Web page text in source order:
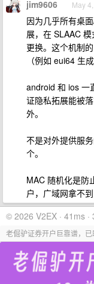
jim9606 May
因为几乎所有桌
展，在 SLAAC
更换。这个机制
（例如 eui64 生
android 和 ios 一
证隐私拓展能被
外。
不是对外提供服
个。
MAC 随机化是防
户，广域网拿不
© 2026 V2EX · 41ms ·
老倔驴证券开户巨靠谱，已